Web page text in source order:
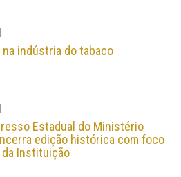
indústria do tabaco
Estadual do Ministério
edição histórica com foco
Instituição